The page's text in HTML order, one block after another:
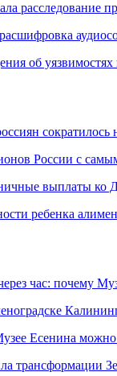
расследование
об уязвимостях
сократилось
России с
выплаты ко
ребенка
час: почему
Есенина
трансформации